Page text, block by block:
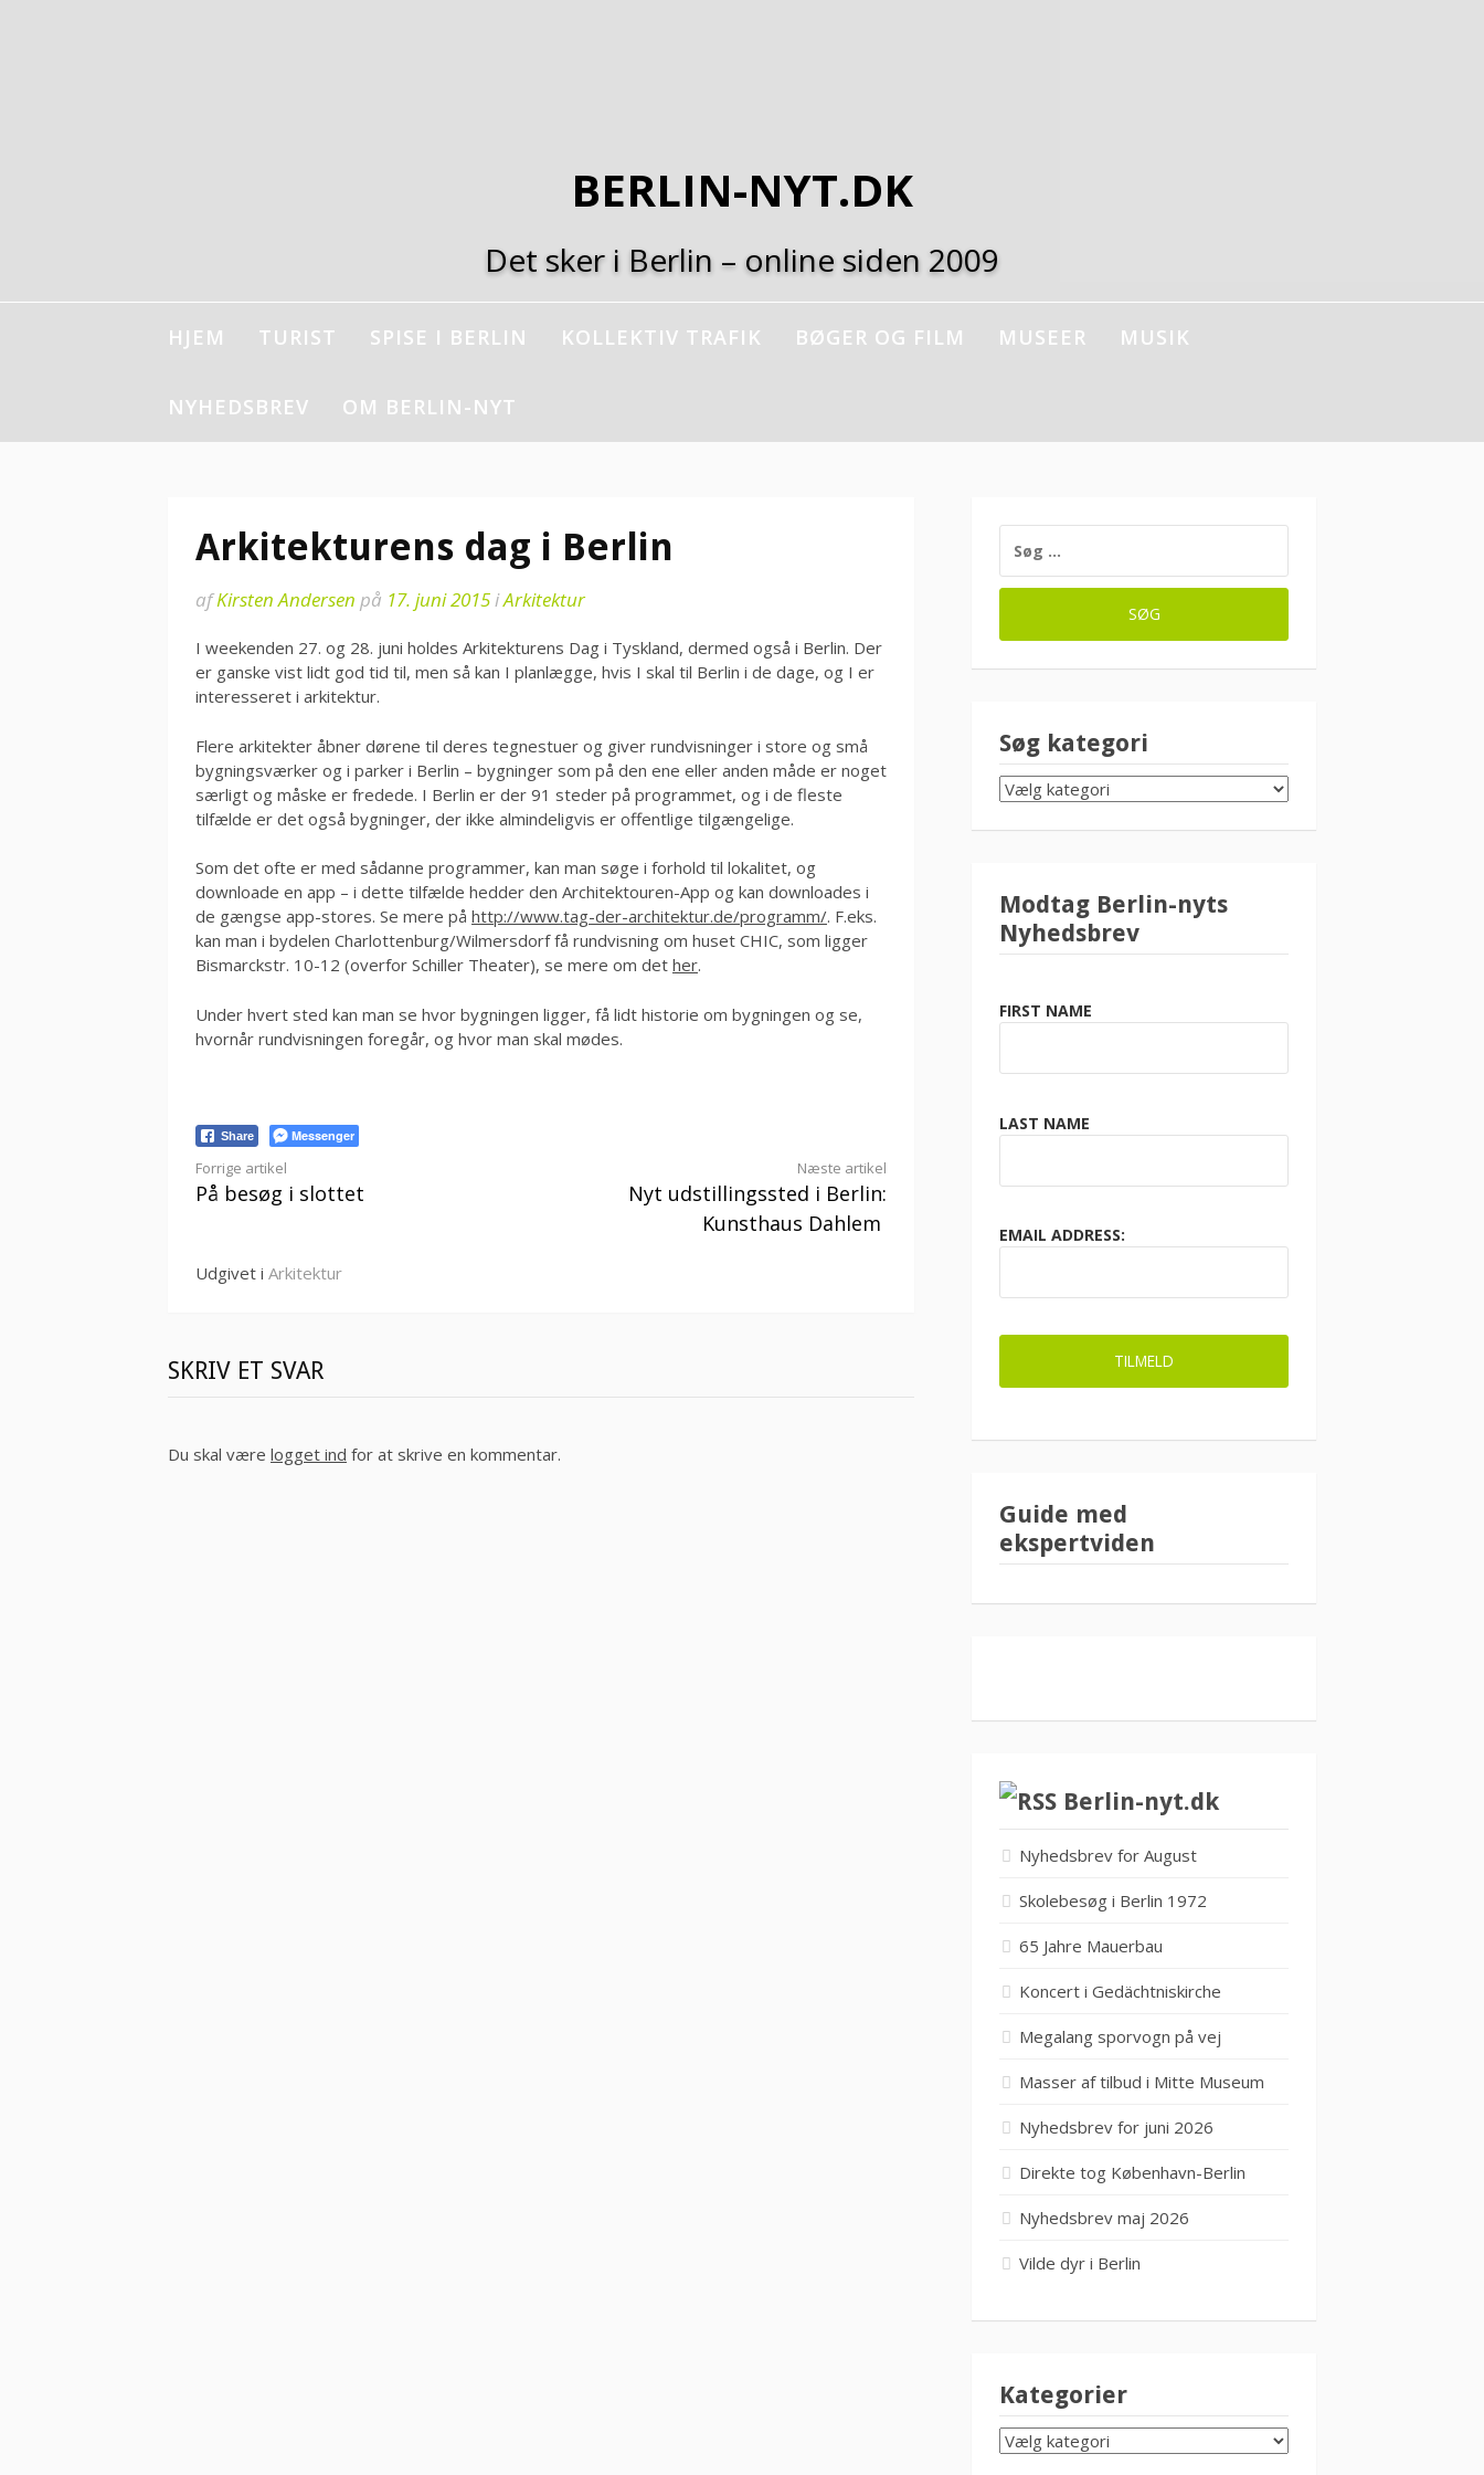
BERLIN-NYT.DK
Det sker i Berlin – online siden 2009
HJEM TURIST SPISE I BERLIN KOLLEKTIV TRAFIK BØGER OG FILM MUSEER MUSIK
NYHEDSBREV OM BERLIN-NYT
Arkitekturens dag i Berlin
afKirsten Andersen på 17. juni 2015iArkitektur
I weekenden 27. og 28. juni holdes Arkitekturens Dag i Tyskland, dermed også i Berlin. Der
er ganske vist lidt god tid til, men så kan I planlægge, hvis I skal til Berlin i de dage, og I er
interesseret i arkitektur.
Flere arkitekter åbner dørene til deres tegnestuer og giver rundvisninger i store og små
bygningsværker og i parker i Berlin – bygninger som på den ene eller anden måde er noget
særligt og måske er fredede. I Berlin er der 91 steder på programmet, og i de fleste
tilfælde er det også bygninger, der ikke almindeligvis er offentlige tilgængelige.
Som det ofte er med sådanne programmer, kan man søge i forhold til lokalitet, og
downloade en app – i dette tilfælde hedder den Architektouren-App og kan downloades i
de gængse app-stores. Se mere på http://www.tag-der-architektur.de/programm/. F.eks.
kan man i bydelen Charlottenburg/Wilmersdorf få rundvisning om huset CHIC, som ligger
Bismarckstr. 10-12 (overfor Schiller Theater), se mere om det her.
Under hvert sted kan man se hvor bygningen ligger, få lidt historie om bygningen og se,
hvornår rundvisningen foregår, og hvor man skal mødes.
Share Messenger
Læs
videre
Forrige artikel
På besøg i slottet
Næste artikel
Nyt udstillingssted i Berlin:
Kunsthaus Dahlem
Udgivet i Arkitektur
SKRIV ET SVAR
Du skal være logget ind for at skrive en kommentar.
EFTER:
Søg kategori
SØG
KATEGORI
Modtag Berlin-nyts
Nyhedsbrev
FIRST NAME
LAST NAME
EMAIL ADDRESS:
Guide med
ekspertviden
Berlin-nyt.dk
Nyhedsbrev for August
Skolebesøg i Berlin 1972
65 Jahre Mauerbau
Koncert i Gedächtniskirche
Megalang sporvogn på vej
Masser af tilbud i Mitte Museum
Nyhedsbrev for juni 2026
Direkte tog København-Berlin
Nyhedsbrev maj 2026
Vilde dyr i Berlin
Kategorier
KATEGORIER